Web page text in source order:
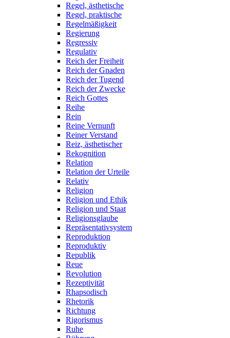
Regel, ästhetische
Regel, praktische
Regelmäßigkeit
Regierung
Regressiv
Regulativ
Reich der Freiheit
Reich der Gnaden
Reich der Tugend
Reich der Zwecke
Reich Gottes
Reihe
Rein
Reine Vernunft
Reiner Verstand
Reiz, ästhetischer
Rekognition
Relation
Relation der Urteile
Relativ
Religion
Religion und Ethik
Religion und Staat
Religionsglaube
Repräsentativsystem
Reproduktion
Reproduktiv
Republik
Reue
Revolution
Rezeptivität
Rhapsodisch
Rhetorik
Richtung
Rigorismus
Ruhe